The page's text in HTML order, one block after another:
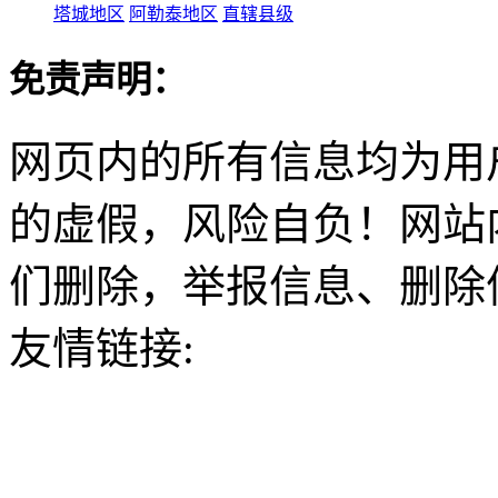
塔城地区 阿勒泰地区 直辖县级
免责声明：
网页内的所有信息均为
的虚假，风险自负！网
们删除，举报信息、删
友情链接: